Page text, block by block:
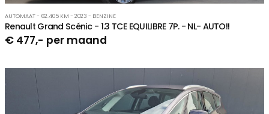
AUTOMAAT - 62.405 KM - 2023 - BENZINE
Renault Grand Scénic - 1.3 TCE EQUILIBRE 7P. - NL- AUTO!!
€ 477,- per maand